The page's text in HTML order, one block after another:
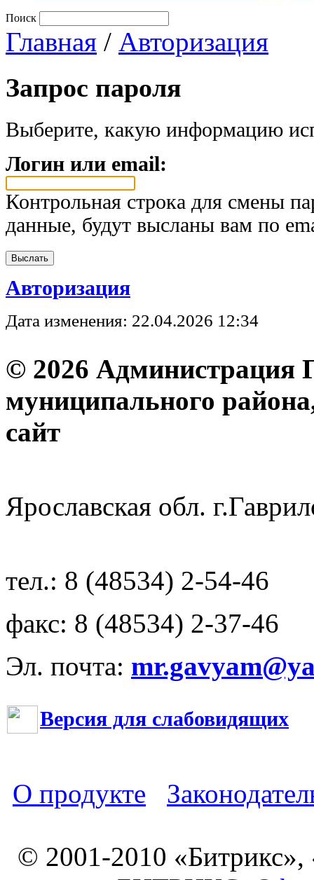
Поиск
Главная / Авторизация
Запрос пароля
Выберите, какую информацию
Логин или email:
Контрольная строка для смены
данные, будут высланы вам по
Авторизация
Дата изменения: 22.04.2026 12:34
© 2026 Администрация
муниципального
Ярославская обл.
тел.: 8 (48534) 2-54-46
факс: 8 (48534) 2-37-46
Эл. почта:
Версия для слабовидящих
О продукте
© 2001-2010 «Битрикс»,